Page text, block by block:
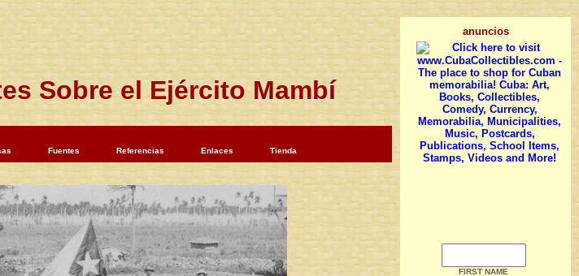
Sobre el Ejército Mambí
Fuentes Referencias Enlaces Tienda
anuncios
FIRST NAME